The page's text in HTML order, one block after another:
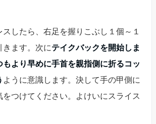
したら、右足を握りこぶし１個～１
きます。次にテイクバックを開始しま
より早めに手首を親指側に折るコッ
ように意識します。決して手の甲側に
つけてください。よけいにスライス